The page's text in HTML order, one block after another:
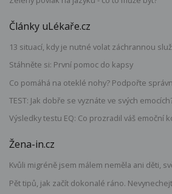
Články uLékaře.cz
13 situací, kdy je nutné volat záchrannou
Stáhněte si: První pomoc do kapsy
Co pomáhá na oteklé nohy? Podpořte
TEST: Jak dobře se vyznáte ve svých
Výsledky testu EQ: Co prozradil váš emoční
Žena-in.cz
Kvůli migréně jsem málem neměla ani děti,
Pět tipů, jak začít dokonalé ráno.